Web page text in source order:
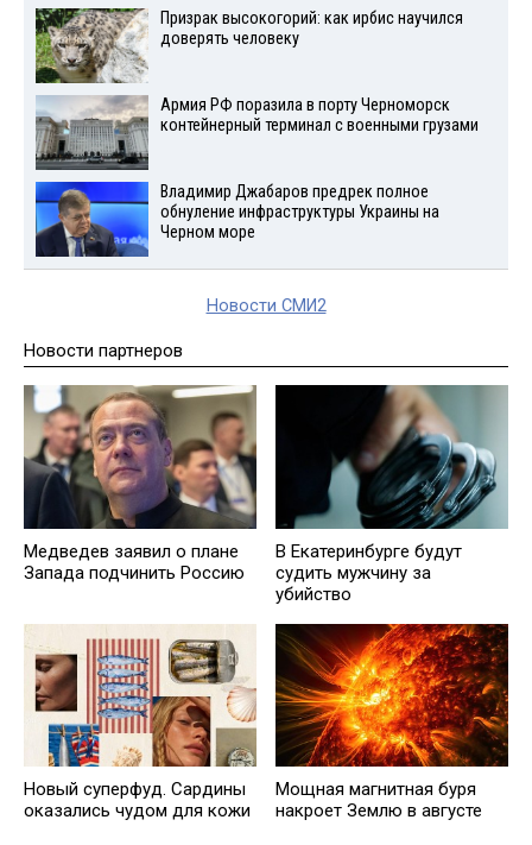
Призрак высокогорий: как ирбис научился
доверять человеку
Армия РФ поразила в порту Черноморск
контейнерный терминал с военными грузами
Владимир Джабаров предрек полное
обнуление инфраструктуры Украины на
Черном море
Новости СМИ2
Новости партнеров
Медведев заявил о плане
Запада подчинить Россию
В Екатеринбурге будут
судить мужчину за
убийство
Новый суперфуд. Сардины
оказались чудом для кожи
Мощная магнитная буря
накроет Землю в августе